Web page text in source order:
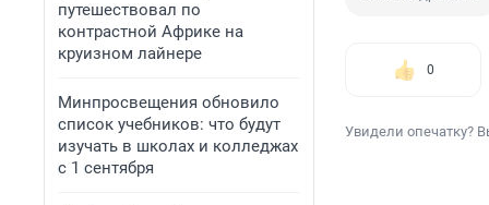
путешествовал по
контрастной Африке на
круизном лайнере
Минпросвещения обновило
список учебников: что будут
изучать в школах и колледжах
с 1 сентября
0
Увидели опечатку?